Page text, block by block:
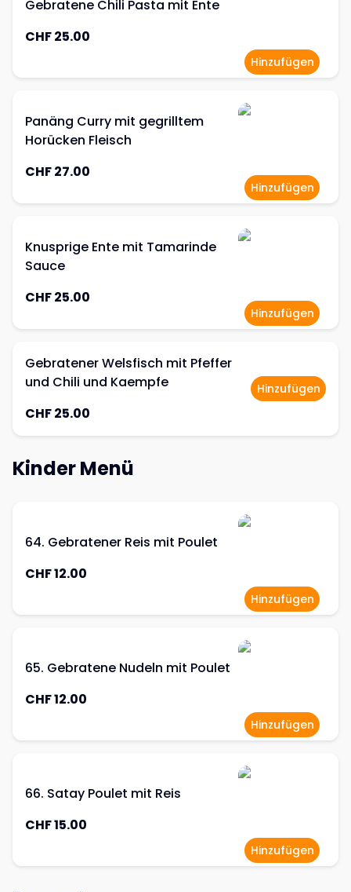
Gebratene Chili Pasta mit Ente
CHF 25.00
Hinzufügen
Panäng Curry mit gegrilltem
Horücken Fleisch
CHF 27.00
Hinzufügen
Knusprige Ente mit Tamarinde
Sauce
CHF 25.00
Hinzufügen
Gebratener Welsfisch mit Pfeffer
und Chili und Kaempfe
CHF 25.00
Hinzufügen
Kinder Menü
64. Gebratener Reis mit Poulet
CHF 12.00
Hinzufügen
65. Gebratene Nudeln mit Poulet
CHF 12.00
Hinzufügen
66. Satay Poulet mit Reis
CHF 15.00
Hinzufügen